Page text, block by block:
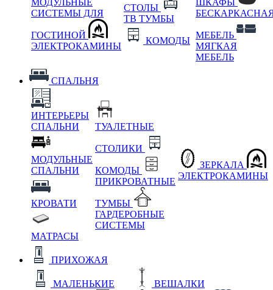
МОДУЛЬНЫЕ
СИСТЕМЫ ДЛЯ
ГОСТИНОЙ
ЭЛЕКТРОКАМИНЫ
СТОЛЫ
ТВ ТУМБЫ
КОМОДЫ
ШКАФЫ
МЕБЕЛЬ
МЯГКАЯ
МЕБЕЛЬ
СПАЛЬНЯ
ИНТЕРЬЕРЫ
СПАЛЬНИ
МОДУЛЬНЫЕ
СПАЛЬНИ
КРОВАТИ
МАТРАСЫ
ТУАЛЕТНЫЕ
СТОЛИКИ
КОМОДЫ
ПРИКРОВАТНЫЕ
ТУМБЫ
ГАРДЕРОБНЫЕ
СИСТЕМЫ
ЗЕРКАЛА
ЭЛЕКТРОКАМИНЫ
ПРИХОЖАЯ
МАЛЕНЬКИЕ ВЕШАЛКИ